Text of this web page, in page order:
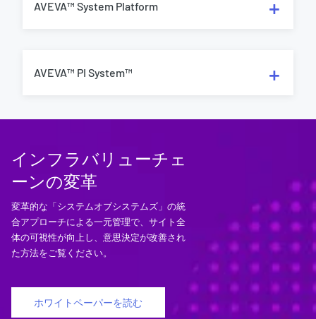
AVEVA™ System Platform
AVEVA™ PI System™
インフラバリューチェ
ーンの変革
変革的な「システムオブシステムズ」の統
合アプローチによる一元管理で、サイト全
体の可視性が向上し、意思決定が改善され
た方法をご覧ください。
ホワイトペーパーを読む